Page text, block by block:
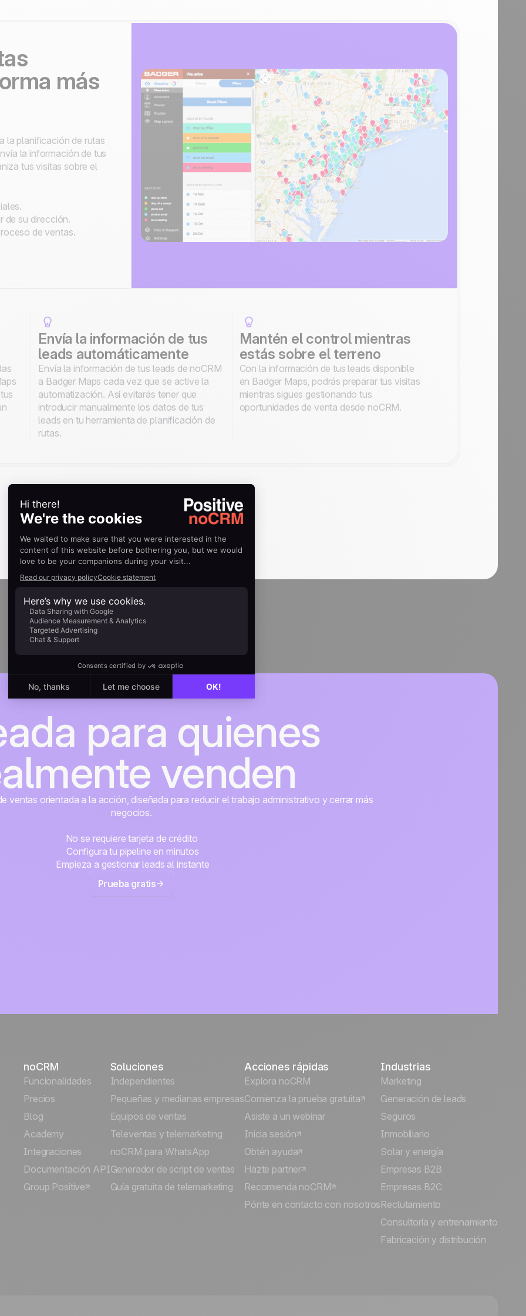
más
la planificación de rutas
la información de tus
tus visitas sobre el
de su dirección.
de ventas.
Envía la información de tus
leads automáticamente
Envía la información de tus leads de noCRM
a Badger Maps cada vez que se active la
automatización. Así evitarás tener que
introducir manualmente los datos de tus
leads en tu herramienta de planificación de
rutas.
Mantén el control mientras
estás sobre el terreno
Con la información de tus leads disponible
en Badger Maps, podrás preparar tus visitas
mientras sigues gestionando tus
oportunidades de venta desde noCRM.
para quienes
venden
ventas orientada a la acción, diseñada para reducir el trabajo administrativo y cerrar más
negocios.
No se requiere tarjeta de crédito
Configura tu pipeline en minutos
Empieza a gestionar leads al instante
Prueba gratis
noCRM
Funcionalidades
Precios
Blog
Academy
Integraciones
Documentación API
Group Positive
Soluciones
Independientes
Pequeñas y medianas empresas
Equipos de ventas
Televentas y telemarketing
noCRM para WhatsApp
Generador de script de ventas
Guía gratuita de telemarketing
Acciones rápidas
Explora noCRM
Comienza la prueba gratuita
Asiste a un webinar
Inicia sesión
Obtén ayuda
Hazte partner
Recomienda noCRM
Pónte en contacto con nosotros
Industrias
Marketing
Generación de leads
Seguros
Inmobiliario
Solar y energía
Empresas B2B
Empresas B2C
Reclutamiento
Consultoría y entrenamiento
Fabricación y distribución